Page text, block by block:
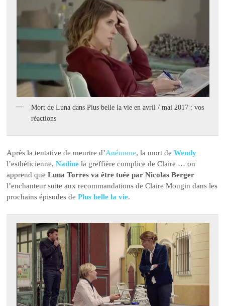
Mort de Luna dans Plus belle la vie en avril / mai 2017 : vos
réactions
Après la tentative de meurtre d’Anémone, la mort deWendy
l’esthéticienne,Nadine la greffière complice de Claire … on
apprend que Luna Torres va être tuée par Nicolas Berger
l’enchanteur suite aux recommandations de Claire Mougin dans les
prochains épisodes dePlus belle la vie.